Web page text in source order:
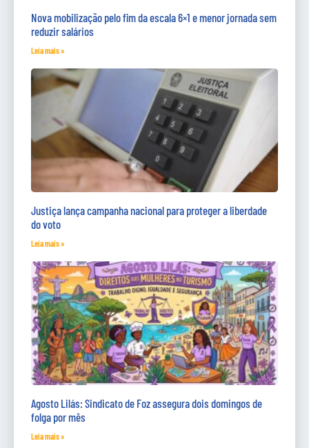
Nova mobilização pelo fim da escala 6×1 e menor jornada sem
reduzir salários
Leia mais »
Justiça lança campanha nacional para proteger a liberdade
do voto
Leia mais »
Agosto Lilás: Sindicato de Foz assegura dois domingos de
folga por mês
Leia mais »